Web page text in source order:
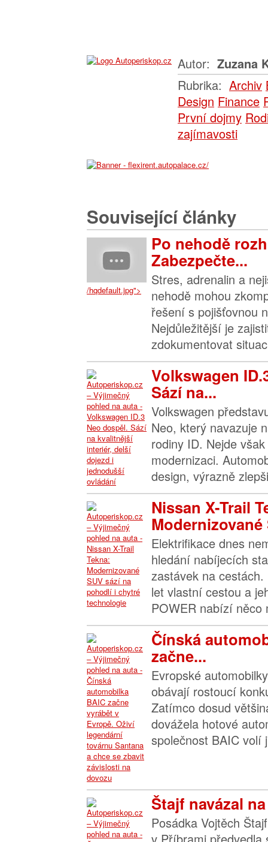
Autor: Zuzana
Rubrika: Archiv
Design Finance
První dojmy
zajímavosti
Související články
/hqdefault.jpg">
Po nehodě
Zabezpečte...
Stres, adrenalin a
nehodě mohou
řešení s pojišťovnou
Nejdůležitější je
zdokumentovat
Volkswagen
Sází na...
Volkswagen
Neo, který navazuje
rodiny ID. Nejde
modernizaci.
design, výrazně
Nissan X-Trail
Modernizované
Elektrifikace dnes
hledání nabíjecích
zastávek na
let vlastní cestou a
POWER nabízí něco
Čínská
začne...
Evropské
obávají rostoucí
Zatímco dosud
dovážela hotové
společnost BAIC volí
Štajf navázal
Posádka Vojtěch